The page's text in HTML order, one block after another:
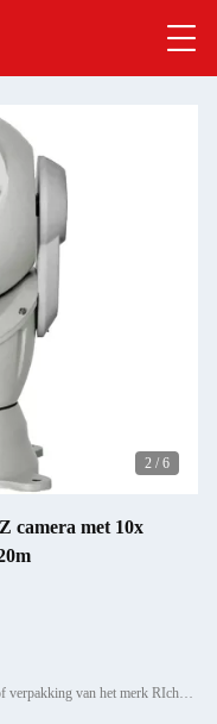
2 / 6
camera met 10x
Verpakking Details: Nutral Verpakking of op maat, of verpakking van het merk RIchmor